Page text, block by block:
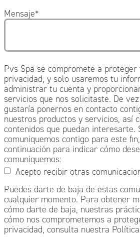
Mensaje*
Pvs Spa se compromete a
privacidad, y solo usaremos tu
administrar tu cuenta y
servicios que nos solicitaste. De
gustaría ponernos en contacto
nuestros productos y servicios, así
contenidos que puedan interesarte.
comuniquemos contigo para este
continuación para indicar cómo
comuniquemos:
Acepto recibir otras
Puedes darte de baja de estas
cualquier momento. Para obtener
cómo darte de baja, nuestras
cómo nos comprometemos a
privacidad, consulta nuestra